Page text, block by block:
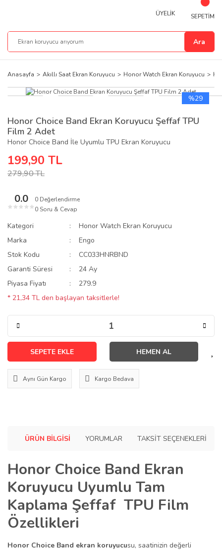
Ara
ÜYELİK SEPETİM
Anasayfa Akıllı Saat Ekran Koruyucu Honor Watch Ekran Koruyucu
%29
Honor Choice Band Ekran Koruyucu Şeffaf TPU
Film 2 Adet
Honor Choice Band İle Uyumlu TPU Ekran Koruyucu
199,90 TL
279,90 TL
0.0
★ ★ ★ ★ ★
0 Değerlendirme
0 Soru & Cevap
Kategori
Honor Watch Ekran Koruyucu
Marka
Engo
Stok Kodu
CC033HNRBND
Garanti Süresi
24 Ay
Piyasa Fiyatı
279.9
* 21,34 TL den başlayan taksitlerle!
SEPETE EKLE HEMEN AL
Aynı Gün Kargo Kargo Bedava
ÜRÜN BILGISI YORUMLAR TAKSIT SEÇENEKLERI
Honor Choice Band Ekran
Koruyucu Uyumlu Tam
Kaplama Şeffaf TPU Film
Özellikleri
Honor Choice Band ekran koruyucusu, saatinizin değerli